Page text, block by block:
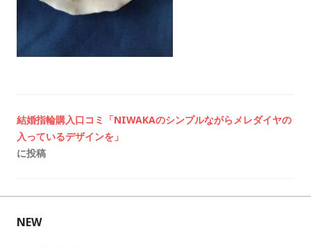
投
稿
ビ
結婚指輪購入口コミ「NIWAKAのシンプルながらメレダイヤの
入っているデザインを」
に投稿
NEW